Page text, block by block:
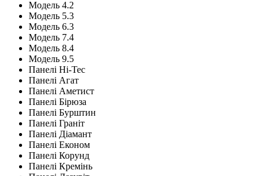
Модель 4.2
Модель 5.3
Модель 6.3
Модель 7.4
Модель 8.4
Модель 9.5
Панелі Hi-Tec
Панелі Агат
Панелі Аметист
Панелі Бірюза
Панелі Бурштин
Панелі Граніт
Панелі Діамант
Панелі Економ
Панелі Корунд
Панелі Кремінь